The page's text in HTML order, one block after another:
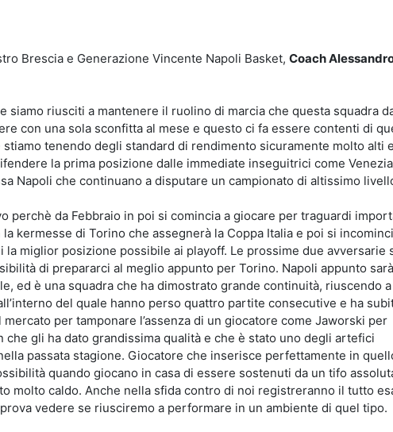
Brescia e Generazione Vincente Napoli Basket, Coach
siamo riusciti a mantenere il ruolino di marcia che questa squadra
con una sola sconfitta al mese e questo ci fa essere contenti di
tenendo degli standard di rendimento sicuramente molto alti
la prima posizione dalle immediate inseguitrici come
Napoli che continuano a disputare un campionato di altissimo
perchè da Febbraio in poi si comincia a giocare per traguardi
kermesse di Torino che assegnerà la Coppa Italia e poi si
la miglior posizione possibile ai playoff. Le prossime due avversarie
di prepararci al meglio appunto per Torino. Napoli appunto
ed è una squadra che ha dimostrato grande continuità, riuscendo a
del quale hanno perso quattro partite consecutive e ha
per tamponare l’assenza di un giocatore come Jaworski per
gli ha dato grandissima qualità e che è stato uno degli artefici
passata stagione. Giocatore che inserisce perfettamente in
quando giocano in casa di essere sostenuti da un tifo
molto caldo. Anche nella sfida contro di noi registreranno il tutto
vedere se riusciremo a performare in un ambiente di quel tipo.